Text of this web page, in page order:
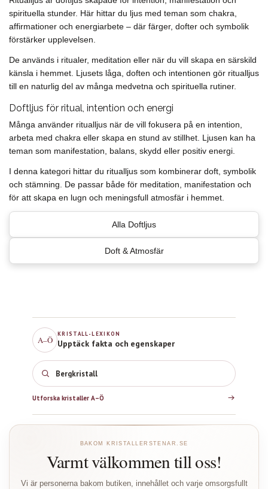
A–Ö
KRISTALL-LEXIKON
Upptäck fakta och egenskaper
Bergkristall
Utforska kristaller A–Ö
BAKOM KRISTALLERSTENAR.SE
Varmt välkommen till oss!
Vi är personerna bakom butiken, innehållet och varje omsorgsfullt
spirituella stunder. Här hittar du ljus med teman som chakra,
affirmationer och energiarbete – där färger, dofter och symbolik
förstärker upplevelsen.
De används i ritualer, meditation eller när du vill skapa en särskild
känsla i hemmet. Ljusets låga, doften och intentionen gör ritualljus
till en naturlig del av många medvetna och spirituella rutiner.
Doftljus för ritual, intention och energi
Många använder ritualljus när de vill fokusera på en intention,
arbeta med chakra eller skapa en stund av stillhet. Ljusen kan ha
teman som manifestation, balans, skydd eller positiv energi.
I denna kategori hittar du ritualljus som kombinerar doft, symbolik
och stämning. De passar både för meditation, manifestation och
för att skapa en lugn och meningsfull atmosfär i hemmet.
Alla Doftljus
Doft & Atmosfär